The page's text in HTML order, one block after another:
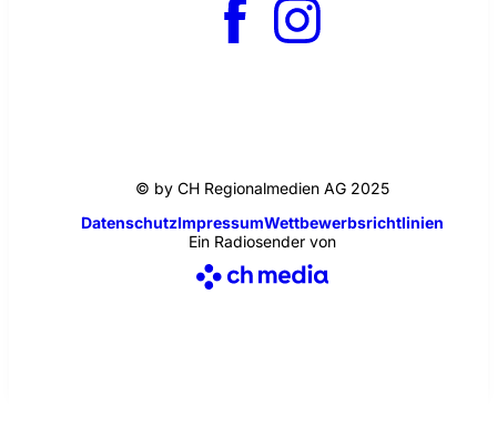
© by CH Regionalmedien AG 2025
DatenschutzImpressumWettbewerbsrichtlinien
Ein Radiosender von